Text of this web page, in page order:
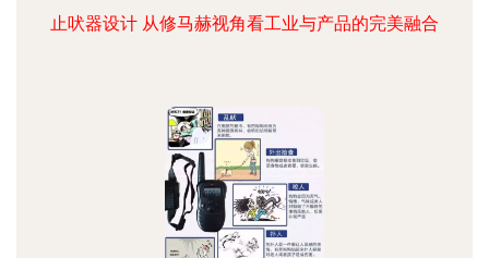
止吠器设计 从修马赫视角看工业与产品的完美融合